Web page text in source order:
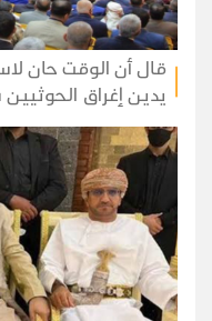
قال أن الوقت حان
يدين إغراق